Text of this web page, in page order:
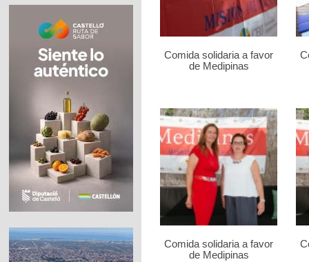
Comida solidaria a favor
de Medipinas
Comida solidaria a favor
de Medipinas